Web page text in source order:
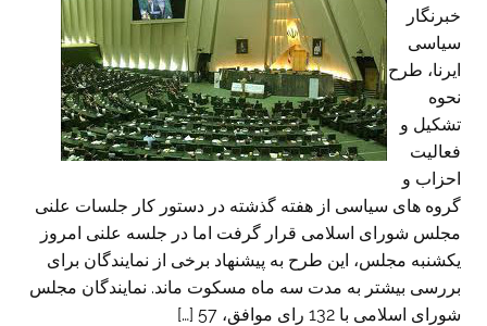
خبرنگار
سیاسی
ایرنا، طرح
نحوه
تشکیل و
فعالیت
احزاب و
گروه های سیاسی از هفته گذشته در دستور کار جلسات علنی
مجلس شورای اسلامی قرار گرفت اما در جلسه علنی امروز
یکشنبه مجلس، این طرح به پیشنهاد برخی از نمایندگان برای
بررسی بیشتر به مدت سه ماه مسکوت ماند. نمایندگان مجلس
شورای اسلامی با 132 رای موافق، 57 […]